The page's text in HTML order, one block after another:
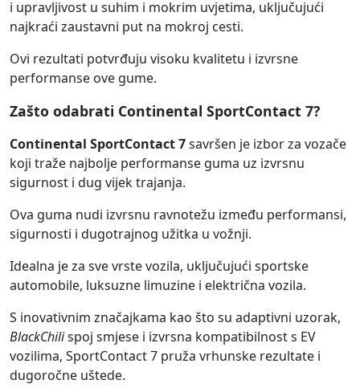
i upravljivost u suhim i mokrim uvjetima, uključujući
najkraći zaustavni put na mokroj cesti.
Ovi rezultati potvrđuju visoku kvalitetu i izvrsne
performanse ove gume.
Zašto odabrati Continental SportContact 7?
Continental SportContact 7savršen je izbor za vozače
koji traže najbolje performanse guma uz izvrsnu
sigurnost i dug vijek trajanja.
Ova guma nudi izvrsnu ravnotežu između performansi,
sigurnosti i dugotrajnog užitka u vožnji.
Idealna je za sve vrste vozila, uključujući sportske
automobile, luksuzne limuzine i električna vozila.
S inovativnim značajkama kao što su adaptivni uzorak,
BlackChilispoj smjese i izvrsna kompatibilnost s EV
vozilima, SportContact 7 pruža vrhunske rezultate i
dugoročne uštede.